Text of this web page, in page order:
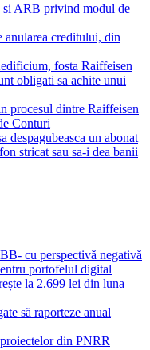
si ARB privind modul de
creditului, din
fosta Raiffeisen
obligati sa achite unui
procesul dintre Raiffeisen
Conturi
despagubeasca un abonat
stricat sau sa-i dea banii
cu perspectivă negativă
portofelul digital
la 2.699 lei din luna
să raporteze anual
din PNRR